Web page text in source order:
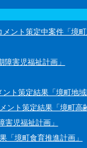
ント策定中案件「境
害児福祉計画」
ト策定結果「境町地域
ント策定結果「境町高
児福祉計画」
「境町食育推進計画」